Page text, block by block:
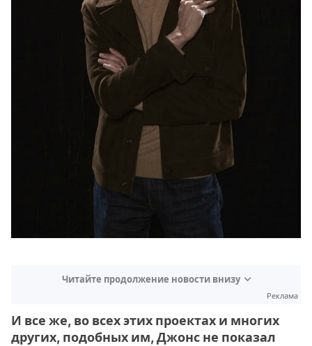
Читайте продолжение новости внизу
Реклама
И все же, во всех этих проектах и многих
других, подобных им, Джонс не показал